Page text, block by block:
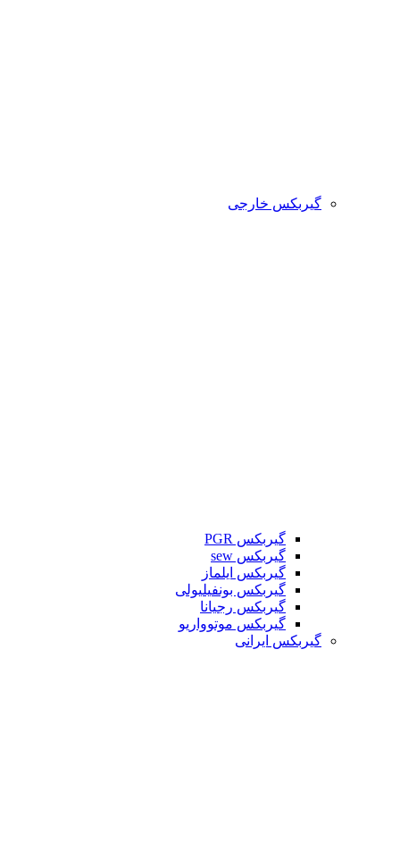
گیربکس خارجی
گیربکس PGR
گیربکس sew
گیربکس ایلماز
گیربکس بونفیلیولی
گیربکس رجیانا
گیربکس موتوواریو
گیربکس ایرانی